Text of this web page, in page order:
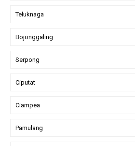
Teluknaga
Bojonggaling
Serpong
Ciputat
Ciampea
Pamulang